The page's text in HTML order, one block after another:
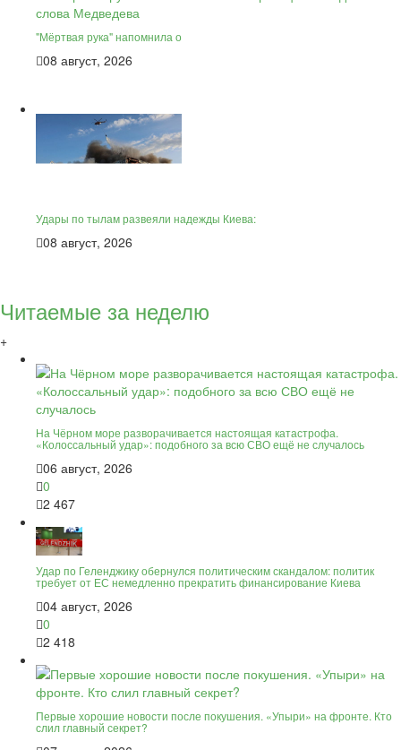
"Мёртвая рука" напомнила о
08 август, 2026
Удары по тылам развеяли надежды Киева:
08 август, 2026
Читаемые за неделю
+
На Чёрном море разворачивается настоящая катастрофа.
«Колоссальный удар»: подобного за всю СВО ещё не случалось
06 август, 2026
0
2 467
Удар по Геленджику обернулся политическим скандалом: политик
требует от ЕС немедленно прекратить финансирование Киева
04 август, 2026
0
2 418
Первые хорошие новости после покушения. «Упыри» на фронте. Кто
слил главный секрет?